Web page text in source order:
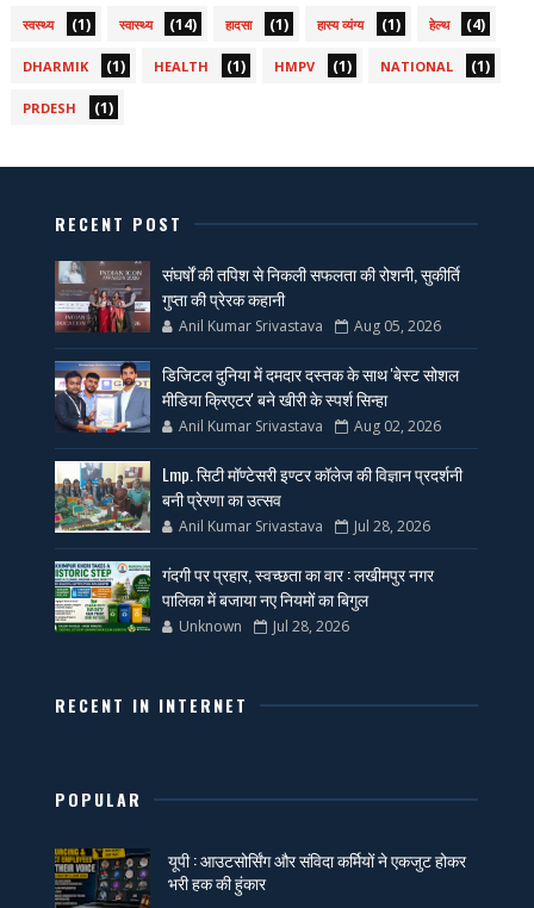
स्वस्थ्य (1) स्वास्थ्य (14) हादसा (1) हास्य व्यंग्य (1) हेल्थ (4)
DHARMIK (1) HEALTH (1) HMPV (1) NATIONAL (1)
PRDESH (1)
RECENT POST
संघर्षों की तपिश से निकली सफलता की रोशनी, सुकीर्ति
गुप्ता की प्रेरक कहानी
Anil Kumar Srivastava Aug 05, 2026
डिजिटल दुनिया में दमदार दस्तक के साथ 'बेस्ट सोशल
मीडिया क्रिएटर' बने खीरी के स्पर्श सिन्हा
Anil Kumar Srivastava Aug 02, 2026
Lmp. सिटी मॉण्टेसरी इण्टर कॉलेज की विज्ञान प्रदर्शनी
बनी प्रेरणा का उत्सव
Anil Kumar Srivastava Jul 28, 2026
गंदगी पर प्रहार, स्वच्छता का वार : लखीमपुर नगर
पालिका में बजाया नए नियमों का बिगुल
Unknown Jul 28, 2026
RECENT IN INTERNET
POPULAR
यूपी : आउटसोर्सिंग और संविदा कर्मियों ने एकजुट होकर
भरी हक की हुंकार